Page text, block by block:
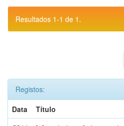
Resultados 1-1 de 1.
Registos:
Data
Título